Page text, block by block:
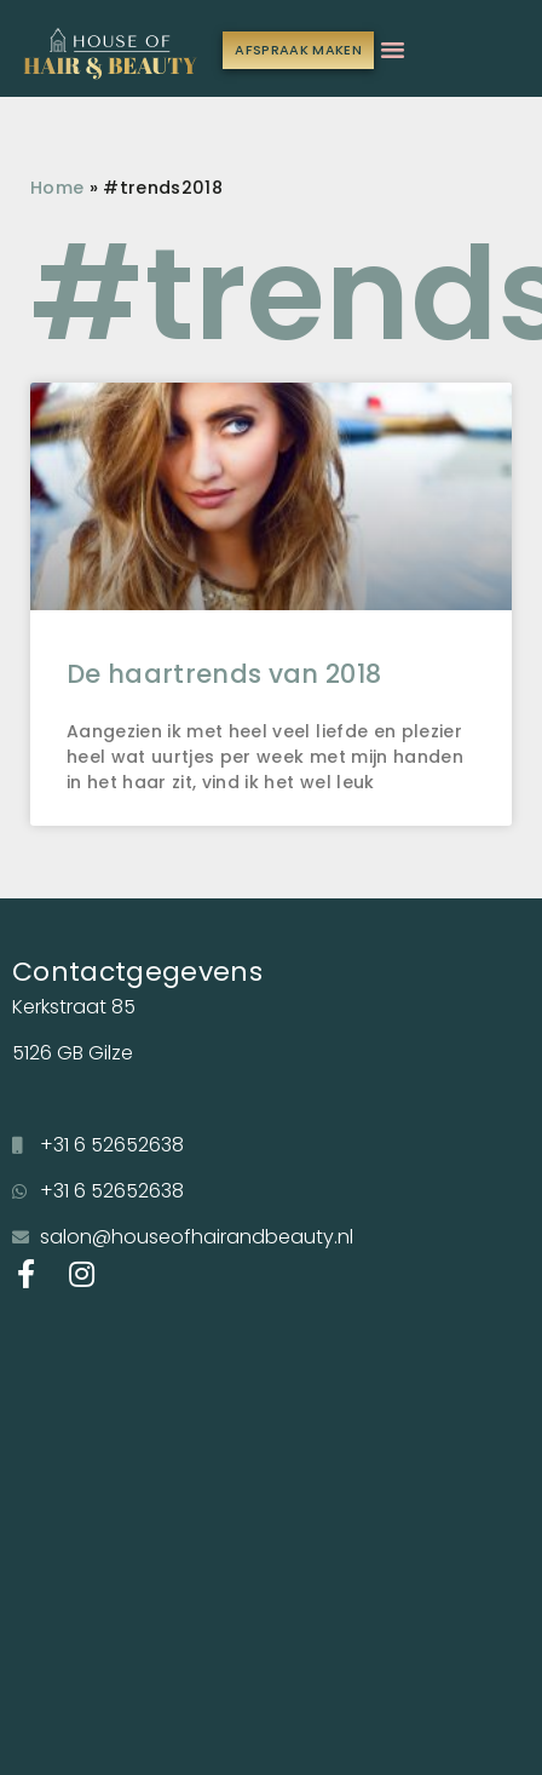
AFSPRAAK MAKEN
Home » #trends2018
De haartrends van 2018
Aangezien ik met heel veel liefde en plezier
heel wat uurtjes per week met mijn handen
in het haar zit, vind ik het wel leuk
Contactgegevens
Kerkstraat 85
5126 GB Gilze
+31 6 52652638
+31 6 52652638
salon@houseofhairandbeauty.nl